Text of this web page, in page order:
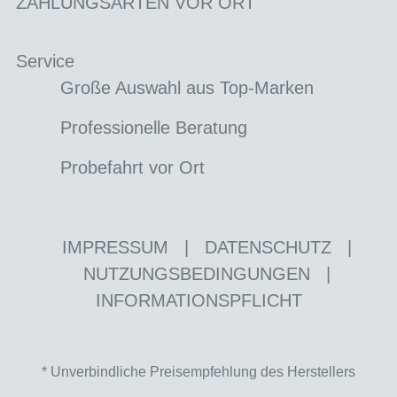
Service
Große Auswahl aus Top-Marken
Professionelle Beratung
Probefahrt vor Ort
IMPRESSUM DATENSCHUTZ
NUTZUNGSBEDINGUNGEN
INFORMATIONSPFLICHT
* Unverbindliche Preisempfehlung des Herstellers